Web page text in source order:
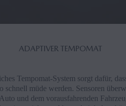
ADAPTIVER TEMPOMAT
Tempomat-System sorgt dafür,
schnell müde werden. Sensoren
und dem vorausfahrenden